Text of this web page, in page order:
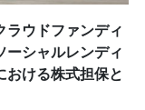
ラウドファンディ
ーシャルレンディ
おける株式担保と